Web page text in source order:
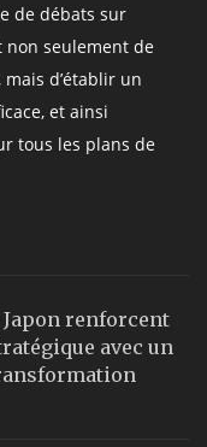
de débats sur
non seulement de
d’établir un
et ainsi
tous les plans de
Japon renforcent
avec un